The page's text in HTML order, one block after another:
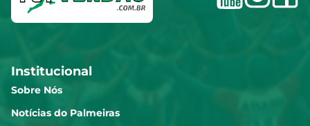
Institucional
Sobre Nós
Notícias do Palmeiras